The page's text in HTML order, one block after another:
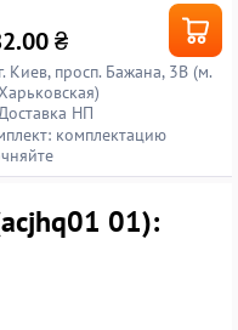
₴
г. Киев, просп. Бажана, 3В (м.
НП
комплектацию
01):